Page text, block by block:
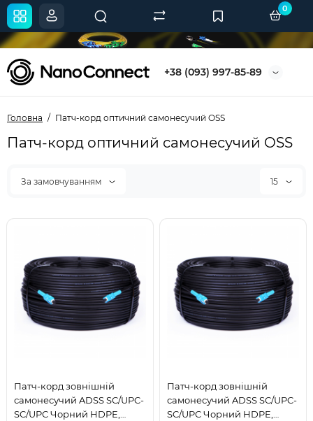
+38 (093) 997-85-89
0
Головна Патч-корд оптичний самонесучий OSS
Патч-корд оптичний самонесучий OSS
За замовчуванням 15
Патч-корд зовнішній
самонесучий ADSS SC/UPC-
SC/UPC Чорний HDPE,
Патч-корд зовнішній
самонесучий ADSS SC/UPC-
SC/UPC Чорний HDPE,